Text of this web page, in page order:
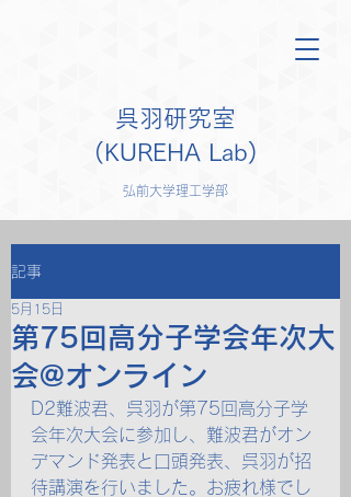
呉羽研究室
(KUREHA Lab)
弘前大学理工学部
記事
第75回高分子学会年次大
会@オンライン
5月15日
D2難波君、呉羽が第75回高分子学
会年次大会に参加し、難波君がオン
デマンド発表と口頭発表、呉羽が招
待講演を行いました。お疲れ様でし